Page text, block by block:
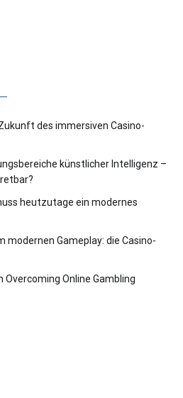
des immersiven Casino-
künstlicher Intelligenz –
heutzutage ein modernes
modernen Gameplay: die Casino-
Overcoming Online Gambling